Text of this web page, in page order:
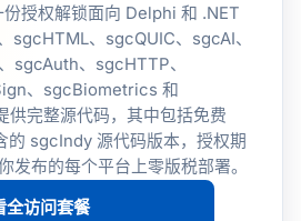
授权解锁面向 Delphi 和 .NET
sgcHTML、sgcQUIC、sgcAI、
sgcAuth、sgcHTTP、
、sgcBiometrics 和
供完整源代码，其中包括免费
的 sgcIndy 源代码版本，授权期
发布的每个平台上零版税部署。
全访问套餐